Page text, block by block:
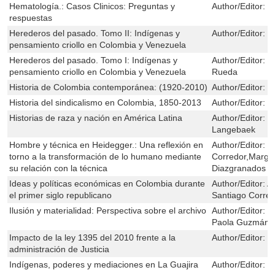
Hematología.: Casos Clinicos: Preguntas y
respuestas
Author/Editor:
Herederos del pasado. Tomo II: Indígenas y
pensamiento criollo en Colombia y Venezuela
Author/Editor:
Herederos del pasado. Tomo I: Indígenas y
pensamiento criollo en Colombia y Venezuela
Author/Editor:
Rueda
Historia de Colombia contemporánea: (1920-2010) Author/Editor:
Historia del sindicalismo en Colombia, 1850-2013
Author/Editor:
Historias de raza y nación en América Latina
Author/Editor:
Langebaek
Hombre y técnica en Heidegger.: Una reflexión en
torno a la transformación de lo humano mediante
su relación con la técnica
Author/Editor:
Diazgranados
Ideas y políticas económicas en Colombia durante
el primer siglo republicano
Author/Editor:
Santiago
Ilusión y materialidad: Perspectiva sobre el archivo Author/Editor:
Paola Guzmán
Impacto de la ley 1395 del 2010 frente a la
administración de Justicia
Author/Editor:
Indígenas, poderes y mediaciones en La Guajira
Author/Editor: